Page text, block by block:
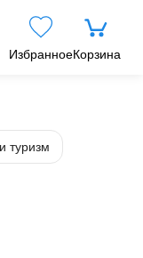
ИзбранноеКорзина
туризм